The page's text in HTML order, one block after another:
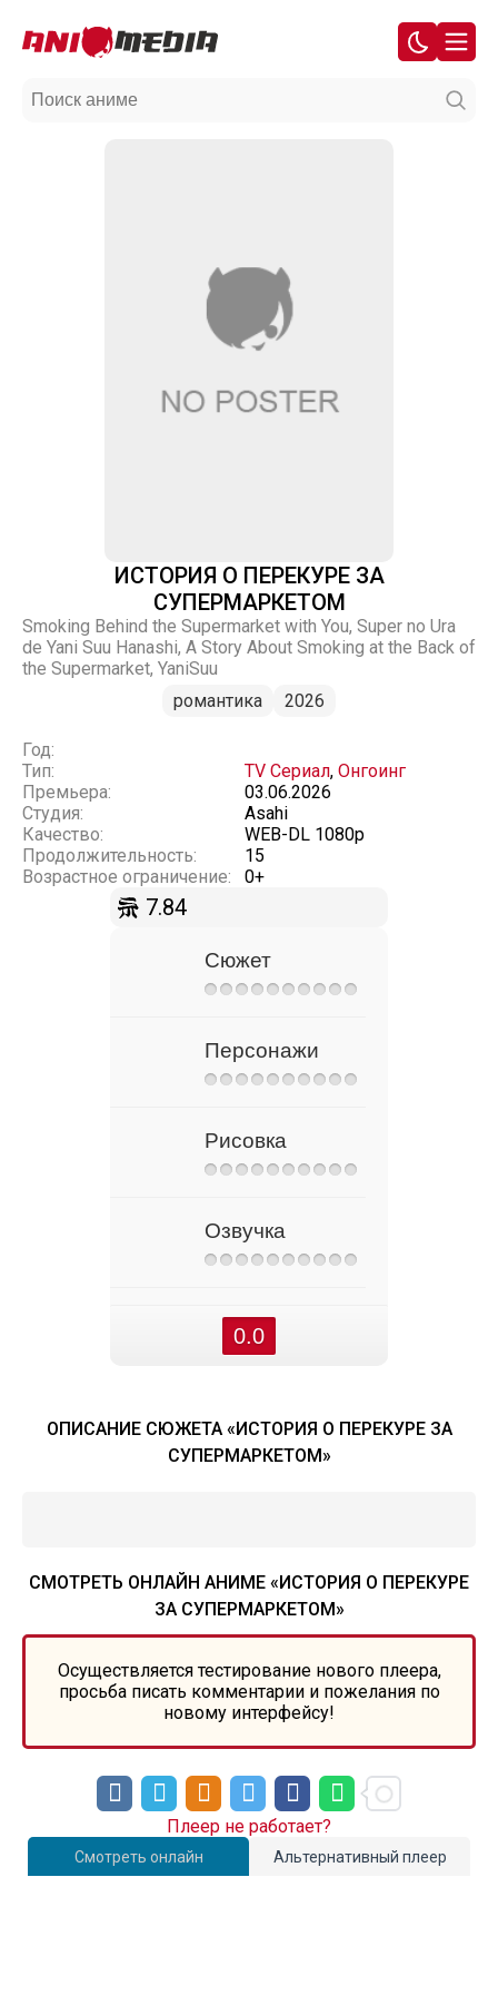
ИСТОРИЯ О ПЕРЕКУРЕ ЗА
СУПЕРМАРКЕТОМ
Smoking Behind the Supermarket with You, Super no Ura
de Yani Suu Hanashi, A Story About Smoking at the Back of
the Supermarket, YaniSuu
романтика
2026
Год:
Тип:
TV Сериал, Онгоинг
Премьера:
03.06.2026
Студия:
Asahi
Качество:
WEB-DL 1080p
Продолжительность:
15
Возрастное ограничение:
0+
7.84
Сюжет
Персонажи
Рисовка
Озвучка
0.0
ОПИСАНИЕ СЮЖЕТА «ИСТОРИЯ О ПЕРЕКУРЕ ЗА
СУПЕРМАРКЕТОМ»
СМОТРЕТЬ ОНЛАЙН АНИМЕ «ИСТОРИЯ О ПЕРЕКУРЕ
ЗА СУПЕРМАРКЕТОМ»
Осуществляется тестирование нового плеера,
просьба писать комментарии и пожелания по
новому интерфейсу!
Смотреть онлайн Альтернативный плеер
Плеер не работает?